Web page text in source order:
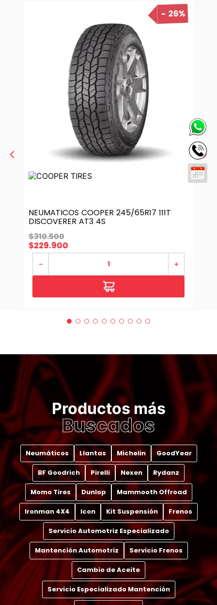
26%
NEUMATICOS COOPER 245/65R17 111T
DISCOVERER AT3 4S
$310.500
$229.900
＋
－
Productos más
Buscados
Neumáticos Llantas Michelin GoodYear
BF Goodrich Pirelli Nexen Rydanz
Momo Tires Dunlop Mammooth Offroad
Ironman 4X4 Icon Kit Suspensión Frenos
Servicio Automotriz Especializado
Mantención Automotriz Servicio Frenos
Cambio de Aceite
Servicio Especializado Mantención